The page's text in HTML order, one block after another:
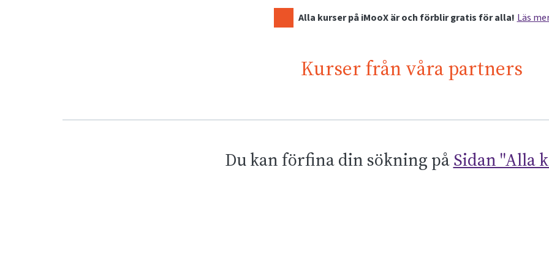
Alla kurser på iMooX är och förblir gratis för alla! Läs
Kurser från våra partners
Du kan förfina din sökning påSidan "Alla